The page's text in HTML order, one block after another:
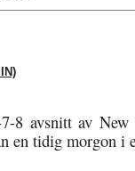
8 avsnitt av
en tidig morgon i